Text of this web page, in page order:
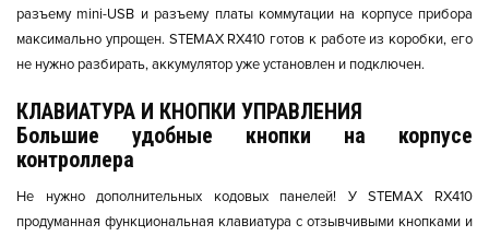
разъему mini-USB и разъему платы коммутации на корпусе прибора
максимально упрощен. STEMAX RX410 готов к работе из коробки, его
не нужно разбирать, аккумулятор уже установлен и подключен.
КЛАВИАТУРА И КНОПКИ УПРАВЛЕНИЯ
Большие удобные кнопки на корпусе
контроллера
Не нужно дополнительных кодовых панелей! У STEMAX RX410
продуманная функциональная клавиатура с отзывчивыми кнопками и